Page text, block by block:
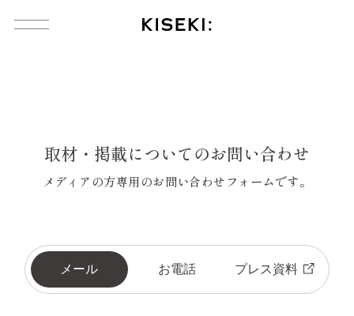
ン
製 品
KISEKI:三徳
KISEKI:ペティ
取材・掲載についてのお問い合わせ
メディアの方専用のお問い合わせフォームです。
メール お電話 プレス資料